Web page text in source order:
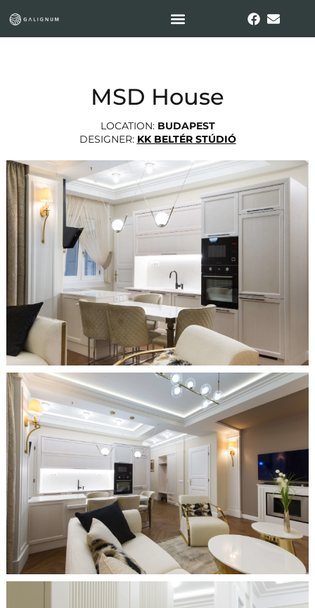
MSD House
LOCATION: BUDAPEST
DESIGNER: KK BELTÉR STÚDIÓ